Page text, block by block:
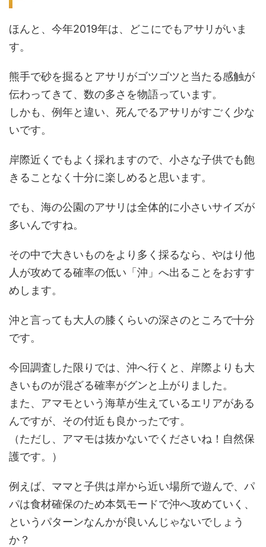
ほんと、今年2019年は、どこにでもアサリがいま
す。
熊手で砂を掘るとアサリがゴツゴツと当たる感触が
伝わってきて、数の多さを物語っています。
しかも、例年と違い、死んでるアサリがすごく少な
いです。
岸際近くでもよく採れますので、小さな子供でも飽
きることなく十分に楽しめると思います。
でも、海の公園のアサリは全体的に小さいサイズが
多いんですね。
その中で大きいものをより多く採るなら、やはり他
人が攻めてる確率の低い「沖」へ出ることをおすす
めします。
沖と言っても大人の膝くらいの深さのところで十分
です。
今回調査した限りでは、沖へ行くと、岸際よりも大
きいものが混ざる確率がグンと上がりました。
また、アマモという海草が生えているエリアがある
んですが、その付近も良かったです。
（ただし、アマモは抜かないでくださいね！自然保
護です。）
例えば、ママと子供は岸から近い場所で遊んで、パ
パは食材確保のため本気モードで沖へ攻めていく、
というパターンなんかが良いんじゃないでしょう
か？